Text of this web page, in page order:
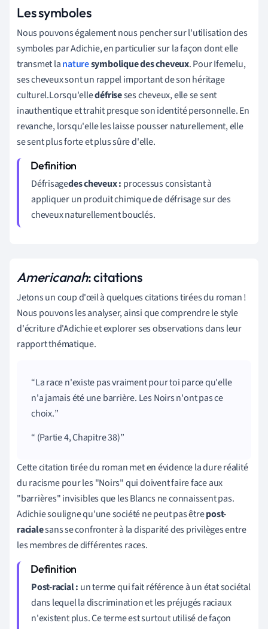
Les symboles
Nous pouvons également nous pencher sur l'utilisation des
symboles par Adichie, en particulier sur la façon dont elle
transmet lanaturesymbolique des cheveux. Pour Ifemelu,
ses cheveux sont un rappel important de son héritage
culturel.Lorsqu'elledéfrisesescheveux, elle se sent
inauthentique et trahit presque son identité personnelle. En
revanche, lorsqu'elle les laisse pousser naturellement, elle
se sentplus forte et plus sûre d'elle.
Défrisagedes cheveux : processus consistant à
appliquer un produit chimique de défrisage sur des
cheveux naturellement bouclés.
Americanah: citations
Jetons un coup d'œil à quelques citations tirées du roman !
Nous pouvons les analyser, ainsi que comprendre le style
d'écriture d'Adichie et explorer ses observations dans leur
rapport thématique.
La race n'existe pas vraiment pour toi parce qu'elle
n'a jamais été une barrière. Les Noirs n'ont pas ce
choix.
(Partie 4, Chapitre 38)
Cette citation tirée du roman met en évidence la dure réalité
du racisme pour les "Noirs" qui doivent faire face aux
"barrières" invisibles que les Blancs ne connaissent pas.
Adichie souligne qu'une société ne peut pas êtrepost-
racialesans se confronter à la disparité des privilèges entre
les membres de différentes races.
Post-racial : un terme qui fait référence à un état sociétal
dans lequel la discrimination et les préjugés raciaux
n'existent plus. Ce terme est surtout utilisé de façon